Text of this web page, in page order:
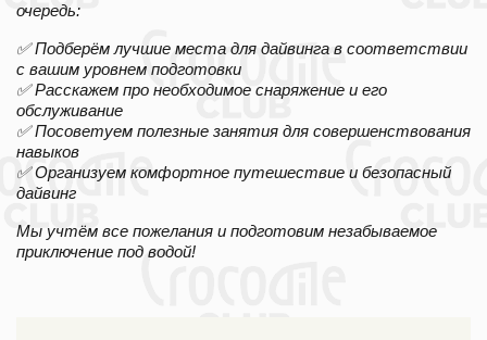
очередь:
✅ Подберём лучшие места для дайвинга в соответствии
с вашим уровнем подготовки
✅ Расскажем про необходимое снаряжение и его
обслуживание
✅ Посоветуем полезные занятия для совершенствования
навыков
✅ Организуем комфортное путешествие и безопасный
дайвинг
Мы учтём все пожелания и подготовим незабываемое
приключение под водой!